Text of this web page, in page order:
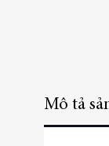
Mô tả